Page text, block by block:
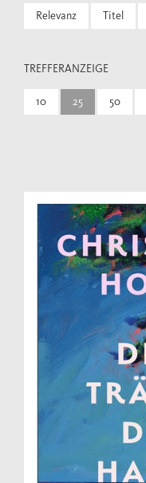
Relevanz Titel
TREFFERANZEIGE
10 25 50